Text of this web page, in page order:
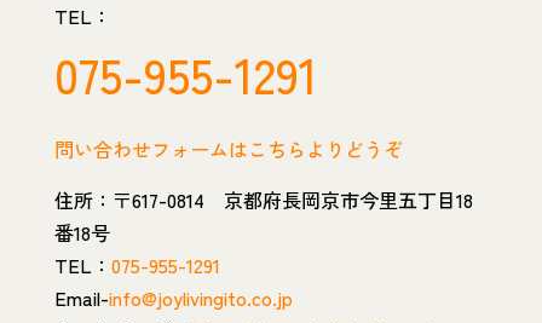
TEL：
075-955-1291
問い合わせフォームはこちらよりどうぞ
住所：〒617-0814 京都府長岡京市今里五丁目18
番18号
TEL： 075-955-1291
Email-info@joylivingito.co.jp